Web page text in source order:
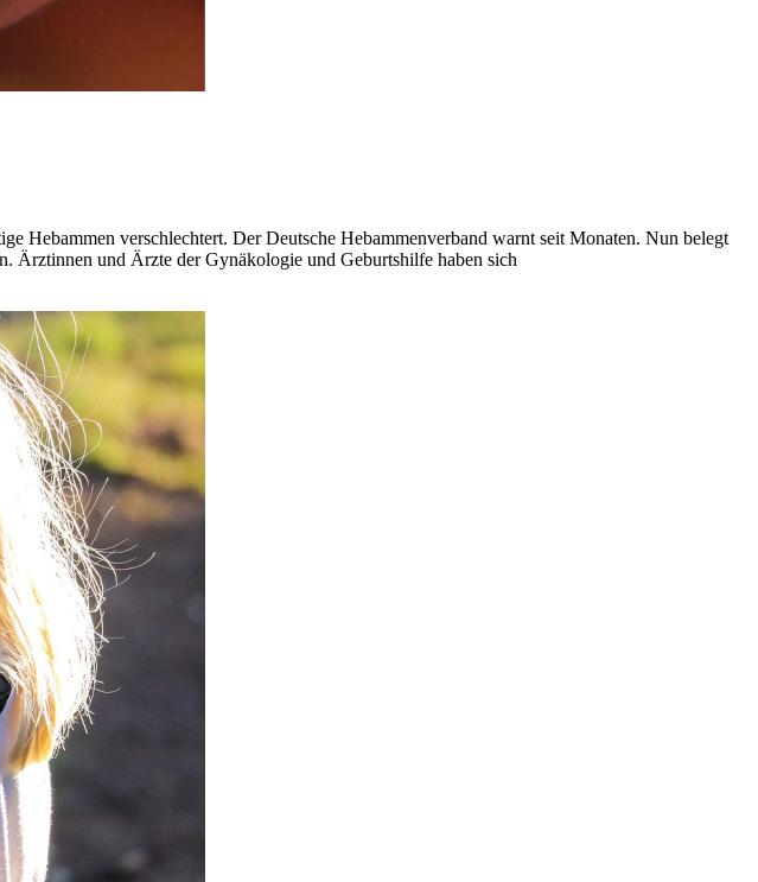
Hebammen verschlechtert. Der Deutsche Hebammenverband warnt seit Monaten. Nun belegt
Ärztinnen und Ärzte der Gynäkologie und Geburtshilfe haben sich